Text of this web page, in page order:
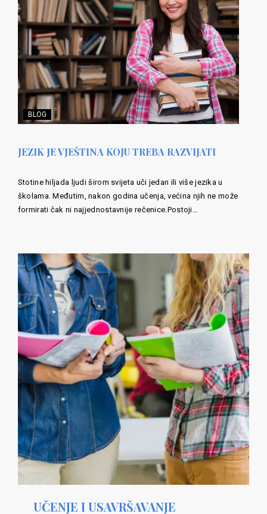
BLOG
JEZIK JE VJEŠTINA KOJU TREBA RAZVIJATI
Stotine hiljada ljudi širom svijeta uči jedan ili više jezika u
školama. Međutim, nakon godina učenja, većina njih ne može
formirati čak ni najjednostavnije rečenice.Postoji…
UČENJE I USAVRŠAVANJE